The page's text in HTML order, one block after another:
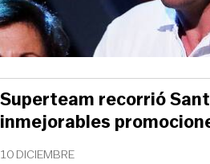
10 DICIEMBRE
Superteam recorrió
inmejorables